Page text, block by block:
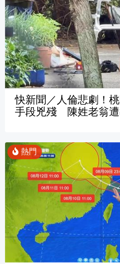
快新聞／人倫悲劇！
手段兇殘 陳姓老翁